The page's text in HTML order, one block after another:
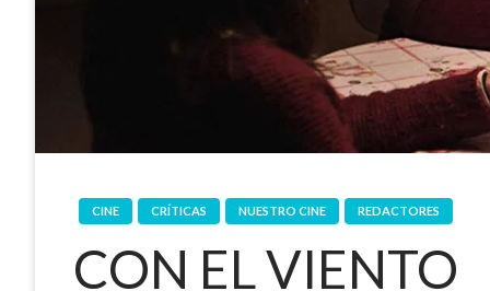
CINE CRÍTICAS NUESTRO CINE REDACTORES
CON EL VIENTO